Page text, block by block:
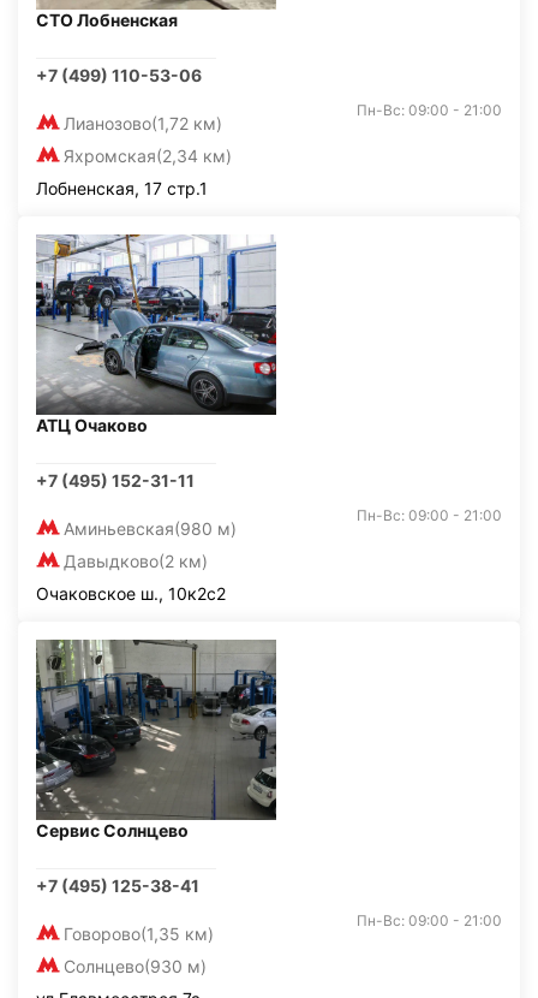
СТО Лобненская
+7 (499) 110-53-06
Лианозово(1,72 км)
Яхромская(2,34 км)
Пн-Вс: 09:00 - 21:00
Лобненская, 17 стр.1
АТЦ Очаково
+7 (495) 152-31-11
Аминьевская(980 м)
Давыдково(2 км)
Пн-Вс: 09:00 - 21:00
Очаковское ш., 10к2с2
Сервис Солнцево
+7 (495) 125-38-41
Говорово(1,35 км)
Солнцево(930 м)
Пн-Вс: 09:00 - 21:00